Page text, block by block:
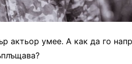
актьор умее. А как да го